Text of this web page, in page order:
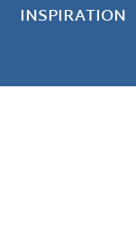
INSPIRATION